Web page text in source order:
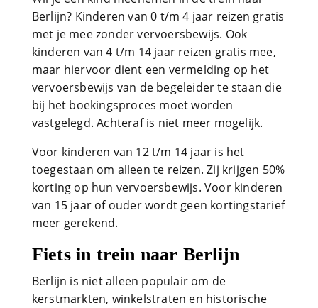
Berlijn? Kinderen van 0 t/m 4 jaar reizen gratis
met je mee zonder vervoersbewijs. Ook
kinderen van 4 t/m 14 jaar reizen gratis mee,
maar hiervoor dient een vermelding op het
vervoersbewijs van de begeleider te staan die
bij het boekingsproces moet worden
vastgelegd. Achteraf is niet meer mogelijk.
Voor kinderen van 12 t/m 14 jaar is het
toegestaan om alleen te reizen. Zij krijgen 50%
korting op hun vervoersbewijs. Voor kinderen
van 15 jaar of ouder wordt geen kortingstarief
meer gerekend.
Fiets in trein naar Berlijn
Berlijn is niet alleen populair om de
kerstmarkten, winkelstraten en historische